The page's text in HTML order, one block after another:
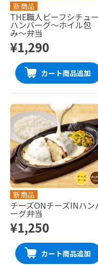
新商品
THE職人ビーフシチュー
ハンバーグ〜ホイル包
み〜弁当
¥1,290
カート商品追加
新商品
チーズONチーズINハン
ーグ弁当
¥1,250
カート商品追加